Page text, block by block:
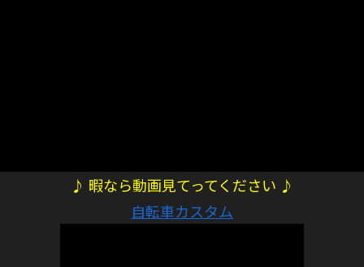
♪ 暇なら動画見てってください ♪
自転車カスタム